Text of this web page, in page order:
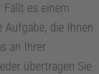
es einem
die Ihnen
an Ihrer
übertragen Sie